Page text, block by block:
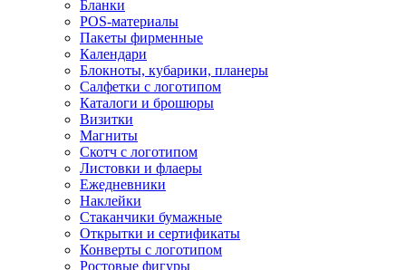
Бланки
POS-материалы
Пакеты фирменные
Календари
Блокноты, кубарики, планеры
Салфетки с логотипом
Каталоги и брошюры
Визитки
Магниты
Скотч с логотипом
Листовки и флаеры
Ежедневники
Наклейки
Стаканчики бумажные
Открытки и сертификаты
Конверты с логотипом
Ростовые фигуры